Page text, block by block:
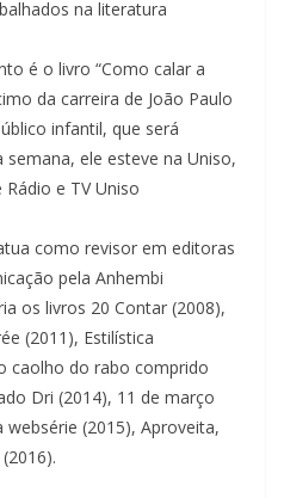
na literatura
é o livro “Como calar a
da carreira de João Paulo
infantil, que será
ele esteve na Uniso,
e TV Uniso
como revisor em editoras
pela Anhembi
os livros 20 Contar (2008),
(2011), Estilística
caolho do rabo comprido
Dri (2014), 11 de março
websérie (2015), Aproveita,